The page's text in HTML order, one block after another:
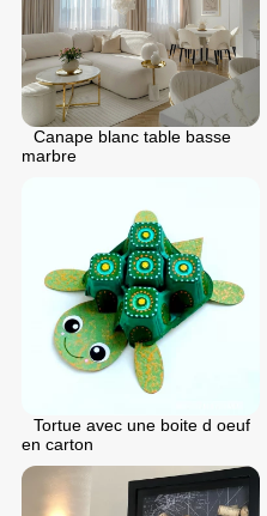
Canape blanc table basse
marbre
Tortue avec une boite d oeuf
en carton